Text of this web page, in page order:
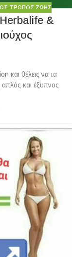
ΤΡΟΠΟΣ ΖΩΗΣ
&
και θέλεις να τα
απλός και έξυπνος